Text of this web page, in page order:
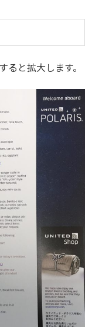
と拡大します。